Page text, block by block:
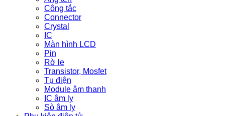
Công tắc
Connector
Crystal
IC
Màn hình LCD
Pin
Rờ le
Transistor, Mosfet
Tụ điện
Module âm thanh
IC âm ly
Sò âm ly